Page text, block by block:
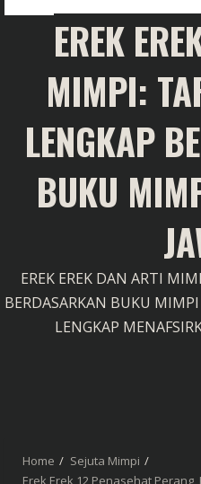
EREK
MIMPI:
LENGKAP
BUKU
EREK EREK DAN ARTI
BERDASARKAN BUKU
LENGKAP
Home
Sejuta Mimpi
Erek Erek 12 Penasehat